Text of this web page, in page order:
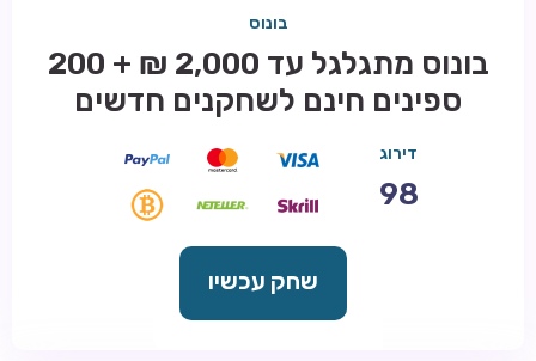
בונוס
בונוס מתגלגל עד 2,000 ₪ + 200
ספינים חינם לשחקנים חדשים
דירוג
98
שחק עכשיו